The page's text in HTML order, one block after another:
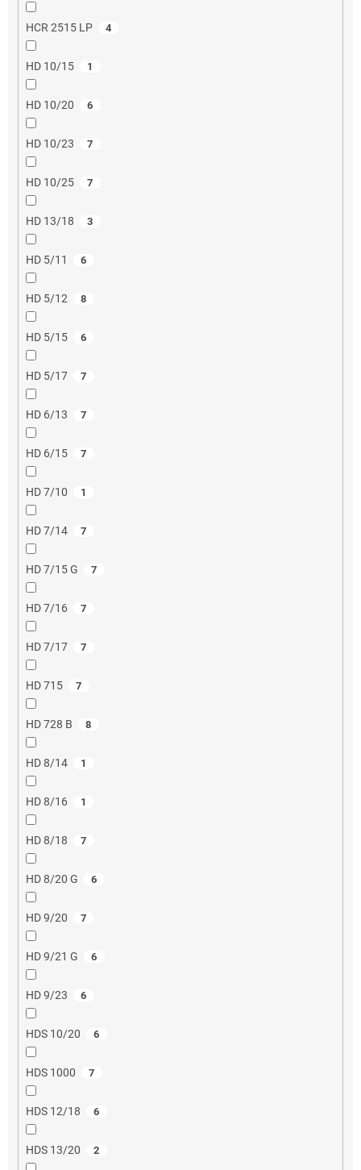
HCR 2515 LP 4
HD 10/15 1
HD 10/20 6
HD 10/23 7
HD 10/25 7
HD 13/18 3
HD 5/11 6
HD 5/12 8
HD 5/15 6
HD 5/17 7
HD 6/13 7
HD 6/15 7
HD 7/10 1
HD 7/14 7
HD 7/15 G 7
HD 7/16 7
HD 7/17 7
HD 715 7
HD 728 B 8
HD 8/14 1
HD 8/16 1
HD 8/18 7
HD 8/20 G 6
HD 9/20 7
HD 9/21 G 6
HD 9/23 6
HDS 10/20 6
HDS 1000 7
HDS 12/18 6
HDS 13/20 2